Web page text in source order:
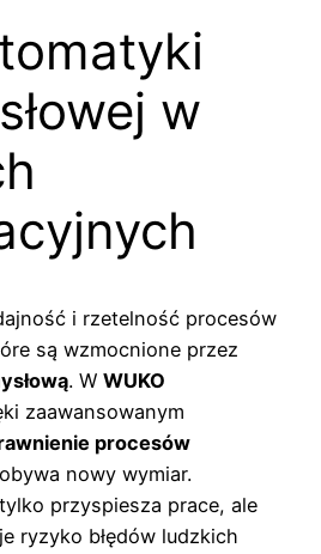
w
i rzetelność procesów
są wzmocnione przez
. W WUKO
zaawansowanym
procesów
nowy wymiar.
przyspiesza prace, ale
ryzyko błędów ludzkich